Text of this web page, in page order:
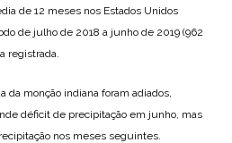
de 12 meses nos Estados Unidos
de julho de 2018 a junho de 2019 (962
registrada.
da monção indiana foram adiados,
déficit de precipitação em junho, mas
nos meses seguintes.